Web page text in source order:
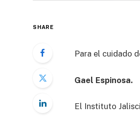
SHARE
Para el cuidado
Gael Espinosa.
El Instituto